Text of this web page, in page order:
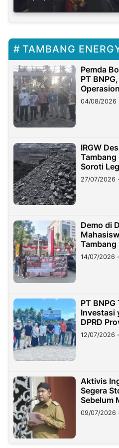
TAMBANG
Pemda
PT
04/08/2026
IRGW
Tambang
Soroti
Stockpile
27/07/2026
Demo di
Tambang
Lampung
14/07/2026
PT
Investasi
DPRD
12/07/2026
Aktivis
Segera
Sebelum
Longsor
09/07/2026